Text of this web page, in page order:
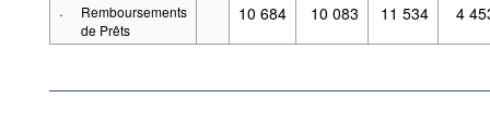
·
Remboursements
de Prêts
10 684 10 083 11 534 4